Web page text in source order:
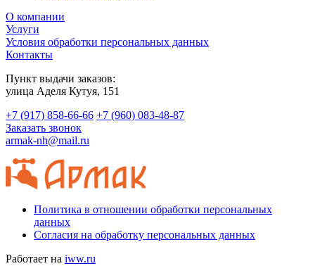
О компании
Услуги
Условия обработки персональных данных
Контакты
Пункт выдачи заказов:
​улица Аделя Кутуя, 151
+7 (917) 858-66-66 +7 (960) 083-48-87
Заказать звонок
armak-nh@mail.ru
Политика в отношении обработки персональных
данных
Согласия на обработку персональных данных
Работает на iww.ru